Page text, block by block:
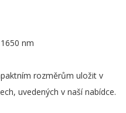
nm
rozměrům uložit v
uvedených v naší nabídce.